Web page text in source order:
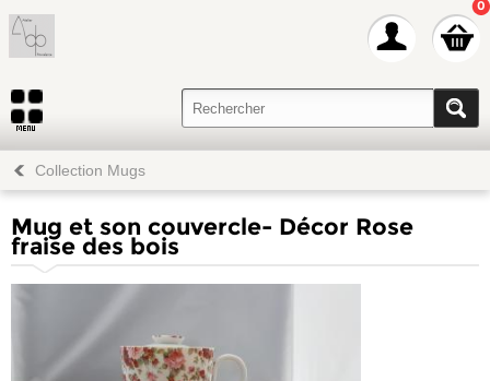
0
Collection Mugs
Mug et son couvercle- Décor Rose
fraise des bois